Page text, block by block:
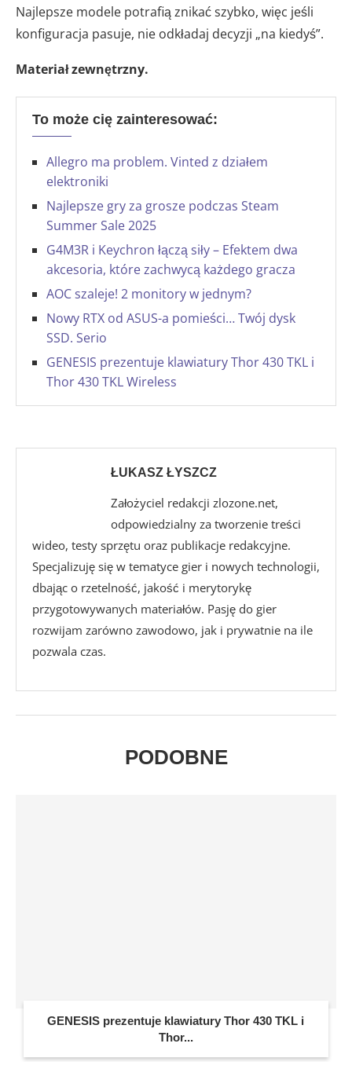
Najlepsze modele potrafią znikać szybko, więc jeśli
konfiguracja pasuje, nie odkładaj decyzji „na kiedyś”.
Materiał zewnętrzny.
To może cię zainteresować:
Allegro ma problem. Vinted z działem
elektroniki
Najlepsze gry za grosze podczas Steam
Summer Sale 2025
G4M3R i Keychron łączą siły – Efektem dwa
akcesoria, które zachwycą każdego gracza
AOC szaleje! 2 monitory w jednym?
Nowy RTX od ASUS-a pomieści… Twój dysk
SSD. Serio
GENESIS prezentuje klawiatury Thor 430 TKL i
Thor 430 TKL Wireless
ŁUKASZ ŁYSZCZ
Założyciel redakcji zlozone.net,
odpowiedzialny za tworzenie treści
wideo, testy sprzętu oraz publikacje redakcyjne.
Specjalizuję się w tematyce gier i nowych technologii,
dbając o rzetelność, jakość i merytorykę
przygotowywanych materiałów. Pasję do gier
rozwijam zarówno zawodowo, jak i prywatnie na ile
pozwala czas.
PODOBNE
GENESIS prezentuje klawiatury Thor 430 TKL i
Thor...